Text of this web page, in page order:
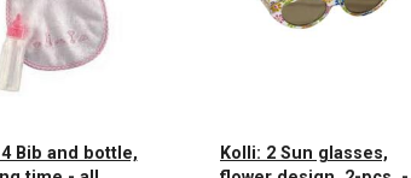
4 Bib and bottle,
Kolli: 2 Sun glasses,